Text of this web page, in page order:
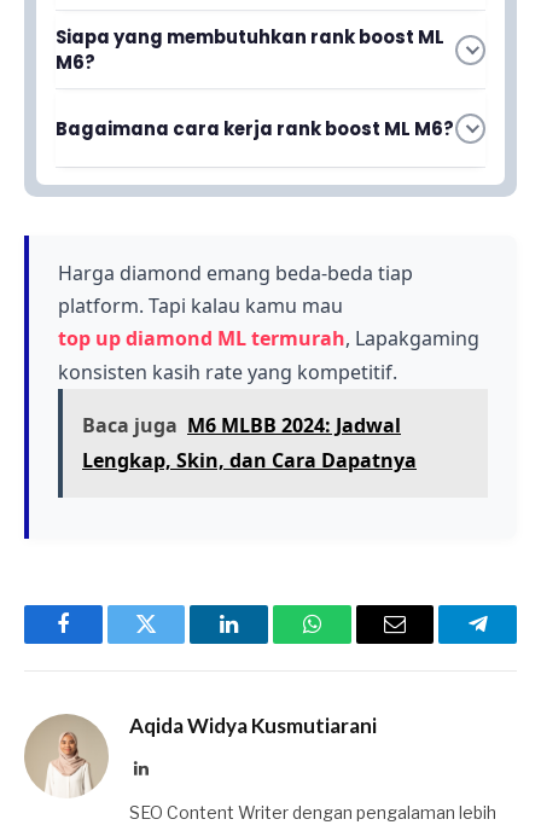
Rank boost ML M6 adalah layanan yang
membantu pemain Mobile Legends
yang kesulitan melewati fase-fase sulit dan
terperangkap di rank yang sama.
Siapa yang membutuhkan rank boost ML
M6?
Legends yang ingin naik rank dengan cepat
yang sering terjebak di rank yang sama akan
Bagaimana cara kerja rank boost ML M6?
Rank boost ML M6 memberikan bantuan
dengan menghubungkan akun Anda dengan
profesional yang membantu mencapai target
rank yang diinginkan.
Harga diamond emang beda-beda tiap
platform. Tapi kalau kamu mau
top up diamond ML termurah, Lapakgaming
konsisten kasih rate yang kompetitif.
Baca juga M6 MLBB 2024: Jadwal
Lengkap, Skin, dan Cara Dapatnya
FacebookTwitter LinkedInWhatsAppEmail
Aqida Widya Kusmutiarani
LinkedIn
SEO Content Writer dengan pengalaman lebih